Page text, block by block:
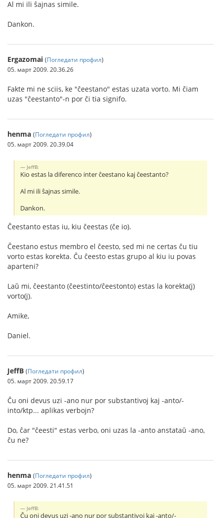
Al mi ili ŝajnas simile.
Dankon.
Ergazomai (Погледати профил)
05. март 2009. 20.36.26
Fakte mi ne sciis, ke "ĉeestano" estas uzata vorto. Mi ĉiam
uzas "ĉeestanto"-n por ĉi tia signifo.
henma (Погледати профил)
05. март 2009. 20.39.04
JeffB:
Kio estas la diferenco inter ĉeestano kaj ĉeestanto?
Al mi ili ŝajnas simile.
Dankon.
Ĉeestanto estas iu, kiu ĉeestas (ĉe io).
Ĉeestano estus membro el ĉeesto, sed mi ne certas ĉu tiu
vorto estas korekta. Ĉu ĉeesto estas grupo al kiu iu povas
aparteni?
Laŭ mi, ĉeestanto (ĉeestinto/ĉeestonto) estas la korekta(j)
vorto(j).
Amike,
Daniel.
JeffB (Погледати профил)
05. март 2009. 20.59.17
Ĉu oni devus uzi -ano nur por substantivoj kaj -anto/-
into/ktp... aplikas verbojn?
Do, ĉar "ĉeesti" estas verbo, oni uzas la -anto anstataŭ -ano,
ĉu ne?
henma (Погледати профил)
05. март 2009. 21.41.51
JeffB:
Ĉu oni devus uzi -ano nur por substantivoj kaj -anto/-